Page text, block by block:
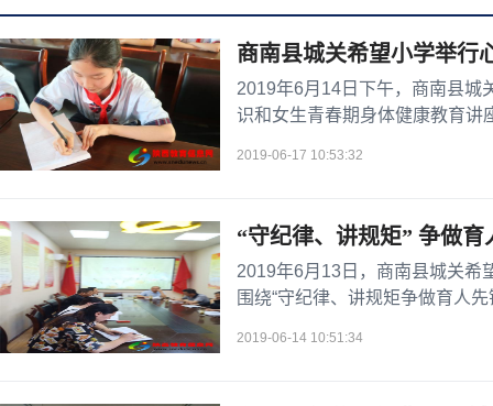
商南县城关希望小学举行
2019年6月14日下午，商南县城
识和女生青春期身体健康教育讲
2019-06-17 10:53:32
“守纪律、讲规矩” 争做育
2019年6月13日，商南县城关希
围绕“守纪律、讲规矩争做育人
2019-06-14 10:51:34